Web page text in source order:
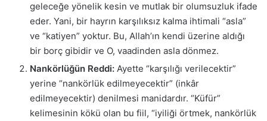
geleceğe yönelik kesin ve mutlak bir olumsuzluk ifade
eder. Yani, bir hayrın karşılıksız kalma ihtimali “asla”
ve “katiyen” yoktur. Bu, Allah’ın kendi üzerine aldığı
bir borç gibidir ve O, vaadinden asla dönmez.
Nankörlüğün Reddi: Ayette “karşılığı verilecektir”
yerine “nankörlük edilmeyecektir” (inkâr
edilmeyecektir) denilmesi manidardır. “Küfür”
kelimesinin kökü olan bu fiil, “iyiliği örtmek, nankörlük